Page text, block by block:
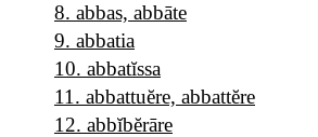
8. abbas, abbāte
9. abbatia
10. abbatĭssa
11 . abbattuĕre, abbattĕre
12. abbĭbĕrāre